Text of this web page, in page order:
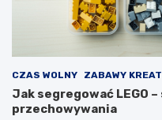
CZAS WOLNY ZABAWY
Jak segregować LEGO
przechowywania